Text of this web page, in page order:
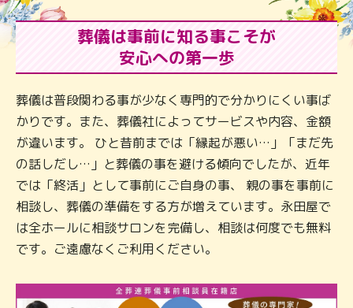
葬儀は事前に知る事こそが
安心への第一歩
葬儀は普段関わる事が少なく専門的で分かりにくい事ば
かりです。また、葬儀社によってサービスや内容、金額
が違います。 ひと昔前までは「縁起が悪い…」「まだ先
の話しだし…」と葬儀の事を避ける傾向でしたが、近年
では「終活」として事前にご自身の事、 親の事を事前に
相談し、葬儀の準備をする方が増えています。永田屋で
は全ホールに相談サロンを完備し、相談は何度でも無料
です。ご遠慮なくご利用ください。